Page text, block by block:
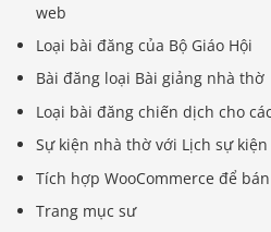
web
Loại bài đăng của Bộ Giáo Hội
Bài đăng loại Bài giảng nhà thờ
Loại bài đăng chiến dịch cho
Sự kiện nhà thờ với Lịch sự kiện
Tích hợp WooCommerce để
Trang mục sư